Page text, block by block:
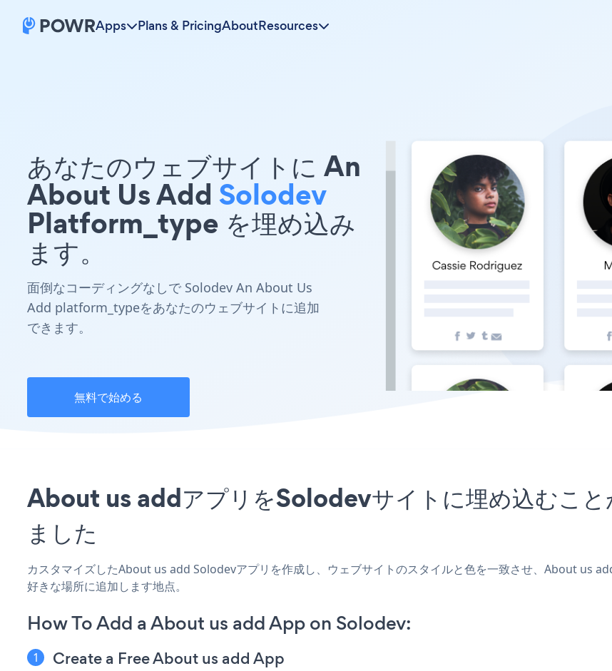
Apps Plans & PricingAboutResources
あなたのウェブサイトに An
About Us Add Solodev
Platform_type を埋め込み
ます。
面倒なコーディングなしで Solodev An About Us
Add platform_typeをあなたのウェブサイトに追加
できます。
無料で始める
About us addアプリをSolodevサイトに埋め込むこと
ました
カスタマイズしたAbout us add Solodevアプリを作成し、ウェブサイトのスタイルと色を一致させ、About us
好きな場所に追加します地点。
How To Add a About us add App on Solodev:
Create a Free About us add App